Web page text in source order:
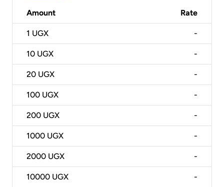
Amount Rate
1 UGX -
10 UGX -
20 UGX -
100 UGX -
200 UGX -
1000 UGX -
2000 UGX -
10000 UGX -